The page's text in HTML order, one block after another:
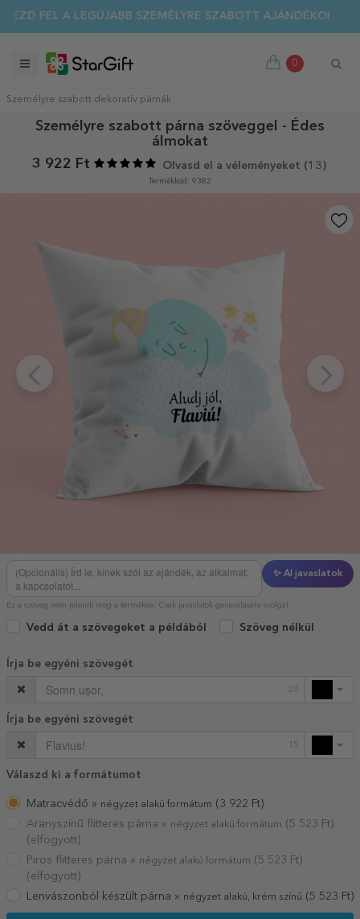
FEL A LEGÚJABB SZEMÉLYRE SZABOTT AJÁNDÉKOKAT!
0
Személyre szabott dekoratív párnák
Személyre szabott párna szöveggel - Édes
álmokat
3 922 Ft
Olvasd el a véleményeket (13 )
Termékkód: 9382
✨ AI javaslatok
Ez a szöveg nem jelenik meg a terméken. Csak javaslatok generálására szolgál.
Vedd át a szövegeket a példából Szöveg nélkül
Írja be egyéni szövegét
20
Írja be egyéni szövegét
15
Válaszd ki a formátumot
Matracvédő » négyzet alakú formátum (3 922 Ft)
Aranyszínű flitteres párna » négyzet alakú formátum ( 5 523 Ft)
(elfogyott)
Piros flitteres párna » négyzet alakú formátum ( 5 523 Ft)
(elfogyott)
Lenvászonból készült párna » négyzet alakú, krém színű (5 523 Ft)